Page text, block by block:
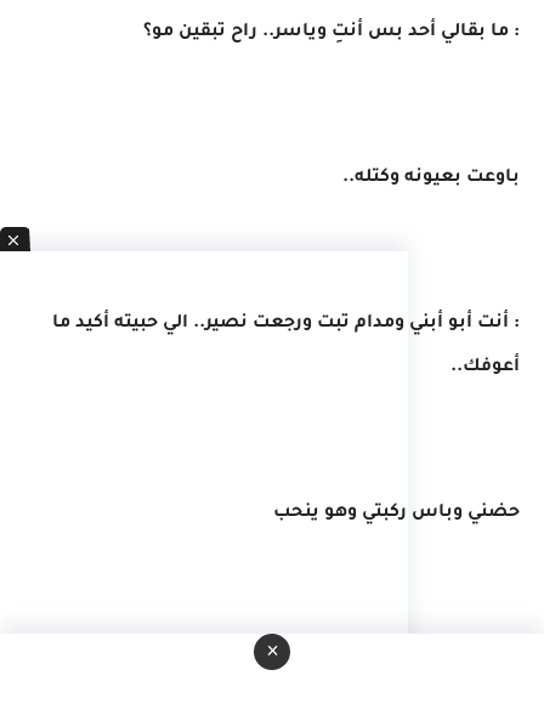
: ما بقالي أحد بس أنتِ وياسر.. راح تبقين مو؟
​باوعت بعيونه وكتله..
​: أنت أبو أبني ومدام تبت ورجعت نصير.. الي حبيته أكيد ما
أعوفك..
​حضني وباس ركبتي وهو ينحب
×